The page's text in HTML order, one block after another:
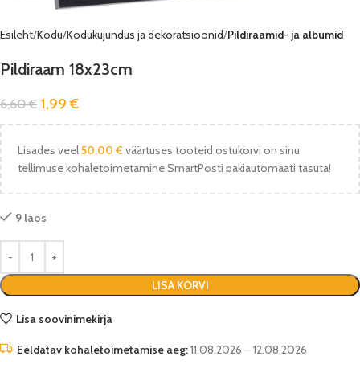
Esileht Kodu Kodukujundus ja dekoratsioonid Pildiraamid- ja albumid
Pildiraam 18x23cm
6,60€ 1,99€
Lisades veel50,00 €väärtuses tooteid ostukorvi on sinu
tellimuse kohaletoimetamine SmartPosti pakiautomaati tasuta!
9 laos
LISA KORVI
Lisa soovinimekirja
Eeldatav kohaletoimetamise aeg:11.08.2026 – 12.08.2026